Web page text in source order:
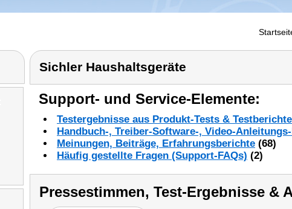
Sichler Haushaltsgeräte
Support- und Service-Elemente:
Testergebnisse aus Produkt-Tests &
Handbuch-, Treiber-Software-, Video-
Meinungen, Beiträge, Erfahrungsberichte (68)
Häufig gestellte Fragen (Support-FAQs) (2)
Pressestimmen, Test-Ergebnisse &